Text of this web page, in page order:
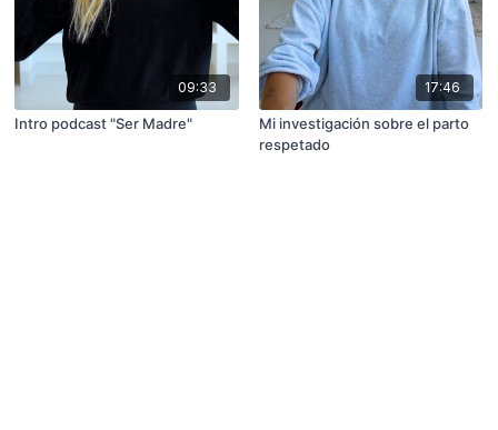
09:33
Intro podcast "Ser Madre"
17:46
Mi investigación sobre el parto
respetado